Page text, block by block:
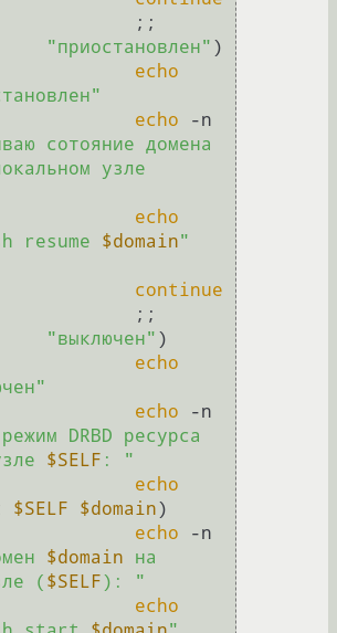
"приостановлен" )
echo
echo
узле
echo
resume $domain"
continue
"выключен" )
echo
echo
$SELF : "
echo
$SELF $domain)
echo
$domain на
( $SELF): "
echo